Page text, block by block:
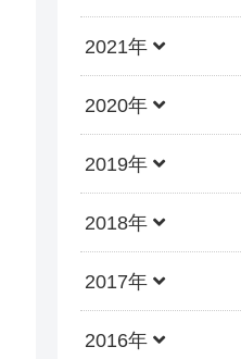
2021年
2020年
2019年
2018年
2017年
2016年